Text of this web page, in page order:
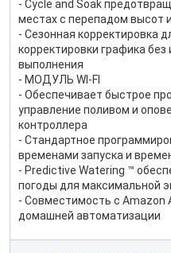
- Cycle and Soak
местах с перепадом высот
- Сезонная корректировка
корректировки графика
выполнения
- МОДУЛЬ WI-FI
- Обеспечивает быстрое
управление поливом и
контроллера
- Стандартное
временами запуска и
- Predictive Watering ™
погоды для максимальной
- Совместимость с Amazon
домашней автоматизации